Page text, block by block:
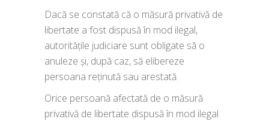
Dacă se constată că o măsură privativă de
libertate a fost dispusă în mod ilegal,
autoritățile judiciare sunt obligate să o
anuleze și, după caz, să elibereze
persoana reținută sau arestată.
Orice persoană afectată de o măsură
privativă de libertate dispusă în mod ilegal